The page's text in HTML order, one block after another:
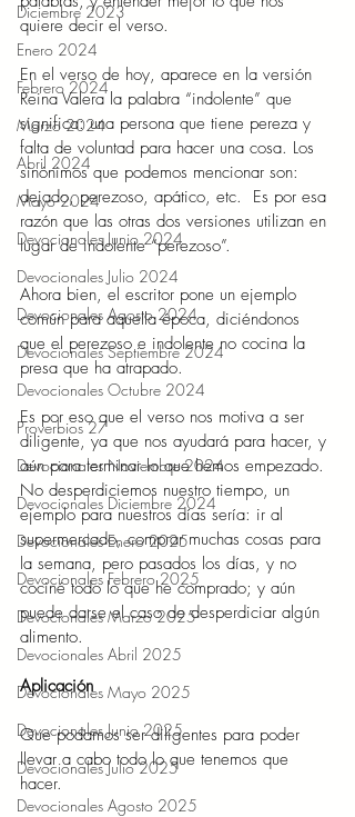
Diciembre 2023
Enero 2024
Febrero 2024
Marzo 2024
Abril 2024
Mayo 2024
Devocionales Junio 2024
Devocionales Julio 2024
Devocionales Agosto 2024
Devocionales Septiembre 2024
Devocionales Octubre 2024
Proverbios 27
Devocionales Noviembre 2024
Devocionales Diciembre 2024
Devocionales Enero 2025
Devocionales Febrero 2025
Devocionales Marzo 2025
Devocionales Abril 2025
Devocionales Mayo 2025
Devocionales Junio 2025
Devocionales Julio 2025
Devocionales Agosto 2025
quiere decir el verso.
En el verso de hoy, aparece en la versión
Reina Valera la palabra “indolente” que
significa: una persona que tiene pereza y
falta de voluntad para hacer una cosa. Los
sinónimos que podemos mencionar son:
dejado, perezoso, apático, etc.  Es por esa
razón que las otras dos versiones utilizan en
lugar de indolente “perezoso”.
Ahora bien, el escritor pone un ejemplo
común para aquella época, diciéndonos
que el perezoso e indolente no cocina la
presa que ha atrapado.
Es por eso que el verso nos motiva a ser
diligente, ya que nos ayudará para hacer, y
aún para terminar lo que hemos empezado.
No desperdiciemos nuestro tiempo, un
ejemplo para nuestros días sería: ir al
supermercado, comprar muchas cosas para
la semana, pero pasados los días, y no
cociné todo lo que he comprado; y aún
puede darse el caso de desperdiciar algún
alimento.
Aplicación
Que podamos ser diligentes para poder
llevar a cabo todo lo que tenemos que
hacer.